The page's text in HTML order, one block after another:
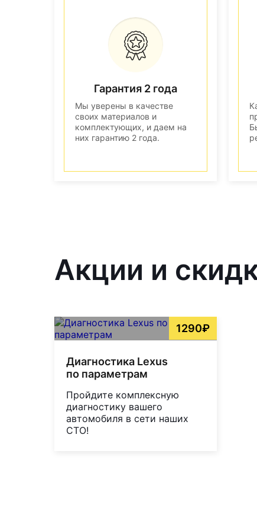
Гарантия 2 года
Мы уверены в качестве
своих материалов и
комплектующих, и даем на
них гарантию 2 года.
Акции и
1290₽
Диагностика Lexus
по параметрам
Пройдите комплексную
диагностику вашего
автомобиля в сети наших
СТО!